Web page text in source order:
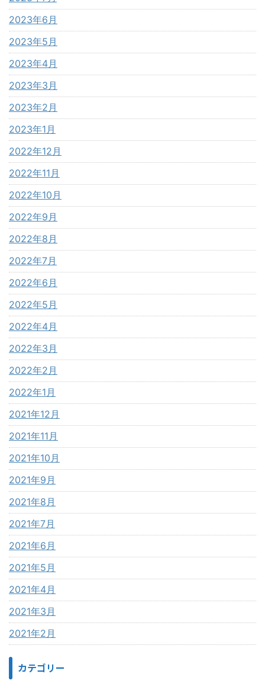
2023年6月
2023年5月
2023年4月
2023年3月
2023年2月
2023年1月
2022年12月
2022年11月
2022年10月
2022年9月
2022年8月
2022年7月
2022年6月
2022年5月
2022年4月
2022年3月
2022年2月
2022年1月
2021年12月
2021年11月
2021年10月
2021年9月
2021年8月
2021年7月
2021年6月
2021年5月
2021年4月
2021年3月
2021年2月
カテゴリー